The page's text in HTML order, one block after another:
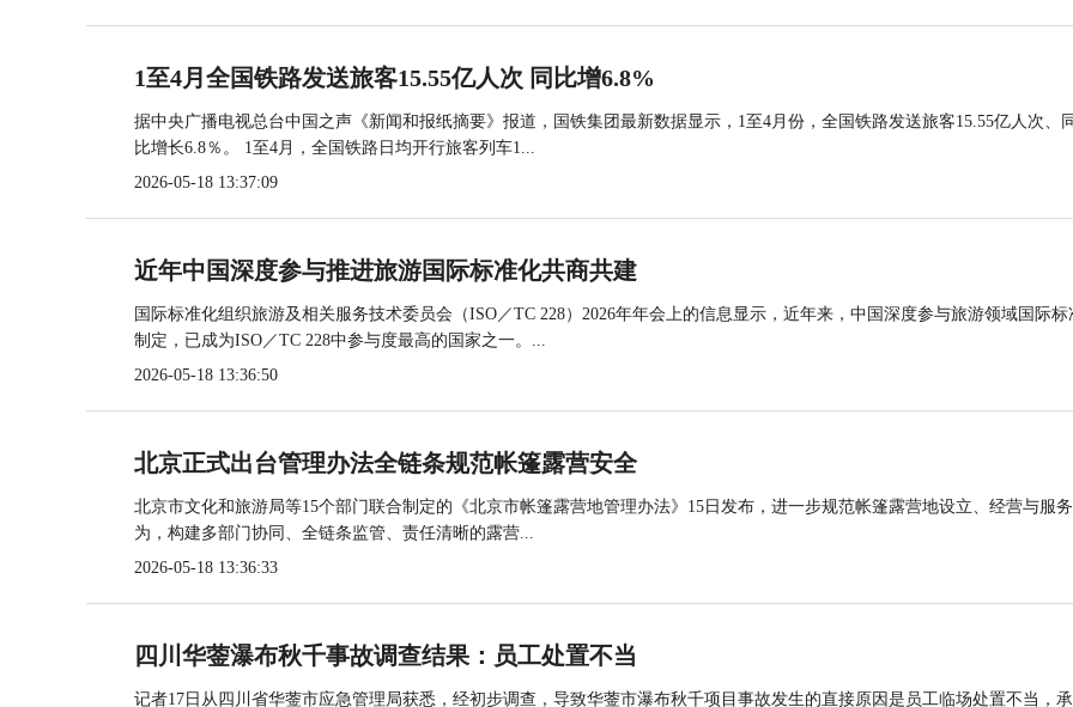
1至4月全国铁路发送旅客15.55亿人次 同比增6.8%
据中央广播电视总台中国之声《新闻和报纸摘要》报道，国铁集团最新数据显示，1至4月份，全国铁路发送旅客15.55亿人次、
比增长6.8％。 1至4月，全国铁路日均开行旅客列车1...
2026-05-18 13:37:09
近年中国深度参与推进旅游国际标准化共商共建
国际标准化组织旅游及相关服务技术委员会（ISO／TC 228）2026年年会上的信息显示，近年来，中国深度参与旅游领域国际标
制定，已成为ISO／TC 228中参与度最高的国家之一。...
2026-05-18 13:36:50
北京正式出台管理办法全链条规范帐篷露营安全
北京市文化和旅游局等15个部门联合制定的《北京市帐篷露营地管理办法》15日发布，进一步规范帐篷露营地设立、经营与服
为，构建多部门协同、全链条监管、责任清晰的露营...
2026-05-18 13:36:33
四川华蓥瀑布秋千事故调查结果：员工处置不当
记者17日从四川省华蓥市应急管理局获悉，经初步调查，导致华蓥市瀑布秋千项目事故发生的直接原因是员工临场处置不当，